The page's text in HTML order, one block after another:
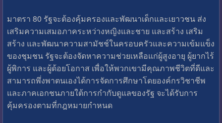
มาตรา 80 รัฐจะต้องคุ้มครองและพัฒนาเด็กและเยาวชน ส่ง
เสริมความเสมอภาคระหว่างหญิงและชาย และสร้าง เสริม
สร้าง และพัฒนาความสามัชช์ในครอบครัวและความเข้มแข็ง
ของชุมชน รัฐจะต้องจัดหาความช่วยเหลือแก่ผู้สูงอายุ ผู้ยากไร้
ผู้พิการ และผู้ด้อยโอกาส เพื่อให้พวกเขามีคุณภาพชีวิตที่ดีและ
สามารถพึ่งพาตนเองได้การจัดการศึกษาโดยองค์กรวิชาชีพ
และภาคเอกชนภายใต้การกำกับดูแลของรัฐ จะได้รับการ
คุ้มครองตามที่กฎหมายกำหนด